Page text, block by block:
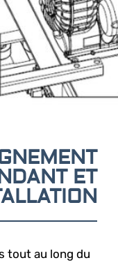
ET
tout au long du